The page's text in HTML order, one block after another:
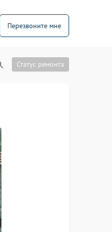
Перезвоните мне
Статус ремонта